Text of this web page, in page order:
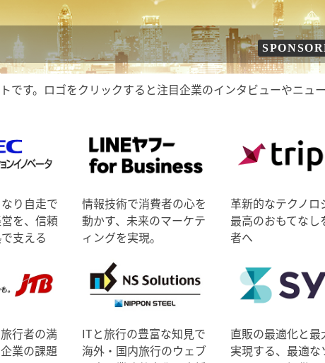
です。ロゴをクリックすると注目企業のインタビューやニュ
り自走で
を、信頼
支える
情報技術で消費者の心を
動かす、未来のマーケテ
ィングを実現。
革新的なテクノロ
最高のおもてなし
者へ
行者の満
業の課題
ITと旅行の豊富な知見で
海外・国内旅行のウェブ
直販の最適化と最
実現する、最適な